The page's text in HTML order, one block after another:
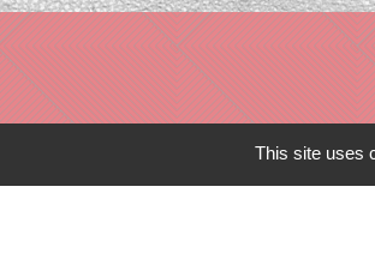
This site uses